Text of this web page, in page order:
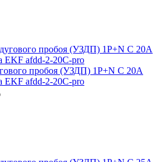
пробоя (УЗДП) 1P+N C 20А
EKF afdd-2-20C-pro